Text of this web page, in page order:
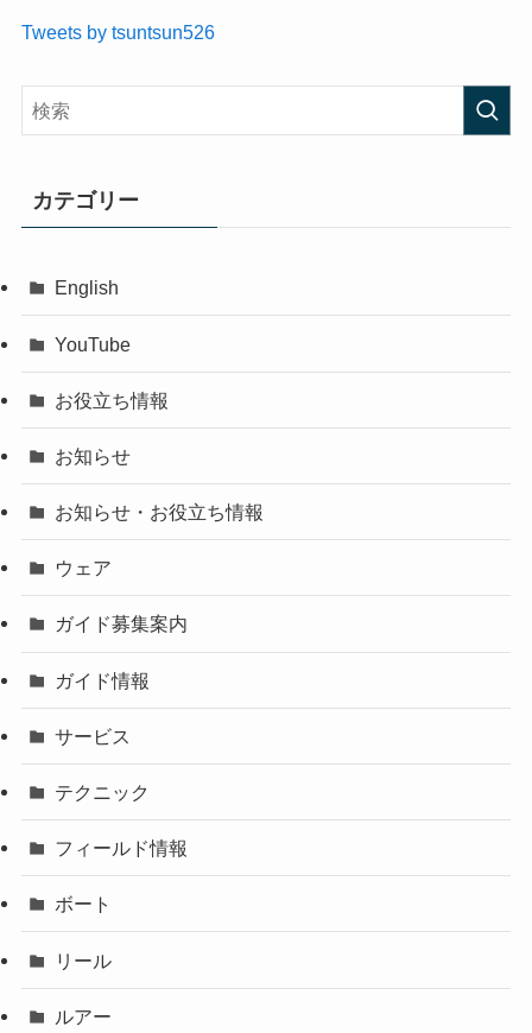
Tweets by tsuntsun526
カテゴリー
English
YouTube
お役立ち情報
お知らせ
お知らせ・お役立ち情報
ウェア
ガイド募集案内
ガイド情報
サービス
テクニック
フィールド情報
ボート
リール
ルアー